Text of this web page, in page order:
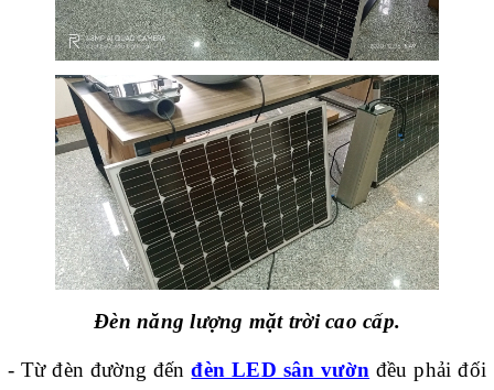
Đèn năng lượng mặt trời cao cấp.
- Từ đèn đường đếnđèn LED sân vườn đều phải đối